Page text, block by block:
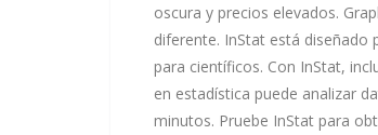
oscura y precios elevados.
diferente. InStat está diseñado
para científicos. Con InStat,
en estadística puede analizar
minutos. Pruebe InStat para